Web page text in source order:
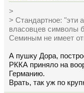
>
> Стандартное: "эти
власовцев символы
Семиным не имеет
А пушку Дора,
РККА приняло на
Германию.
Врать, так уж по